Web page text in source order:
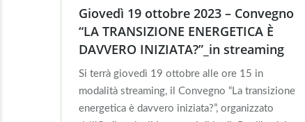
Giovedì 19 ottobre 2023 – Convegno
“LA TRANSIZIONE ENERGETICA È
DAVVERO INIZIATA?”_in streaming
Si terrà giovedì 19 ottobre alle ore 15 in
modalità streaming, il Convegno “La transizione
energetica è davvero iniziata?”, organizzato